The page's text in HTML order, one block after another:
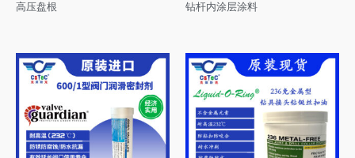
高压盘根
钻杆内涂层涂料